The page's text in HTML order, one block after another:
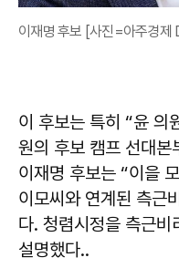
이재명 후보 [사진=아주경제
이 후보는 특히 “윤 의
원의 후보 캠프 선대본
이재명 후보는 “이을
이모씨와 연계된 측근
다. 청렴시정을 측근
설명했다..